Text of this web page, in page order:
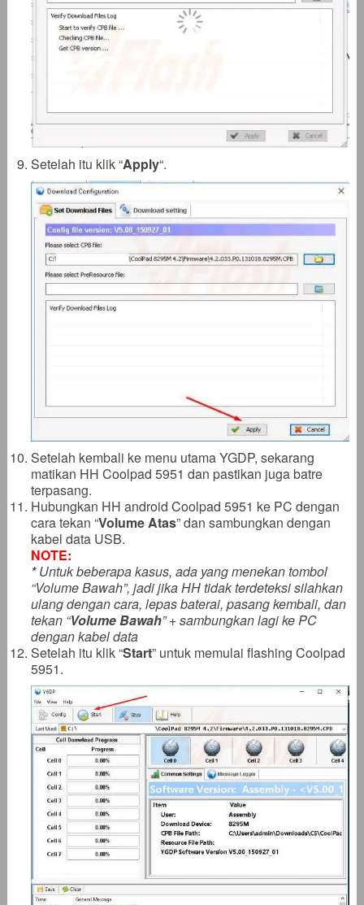
Setelah itu klik “Apply“.
Setelah kembali ke menu utama YGDP, sekarang
matikan HH Coolpad 5951 dan pastikan juga batre
terpasang.
Hubungkan HH android Coolpad 5951 ke PC dengan
cara tekan “Volume Atas” dan sambungkan dengan
kabel data USB.
NOTE:
*Untuk beberapa kasus, ada yang menekan tombol
“Volume Bawah”, jadi jika HH tidak terdeteksi silahkan
ulang dengan cara, lepas baterai, pasang kembali, dan
tekan “Volume Bawah” + sambungkan lagi ke PC
dengan kabel data
Setelah itu klik “Start” untuk memulai flashing Coolpad
5951.